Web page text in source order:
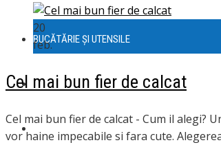
BUCĂTĂRIE ȘI UTENSILE
AUTO, MOTO
20
feb.
Cel mai bun fier de calcat
Cel mai bun fier de calcat - Cum il alegi?
vor haine impecabile si fara cute.